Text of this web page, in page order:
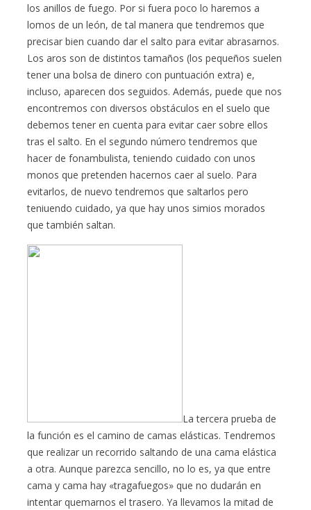
los anillos de fuego. Por si fuera poco lo haremos a
lomos de un león, de tal manera que tendremos que
precisar bien cuando dar el salto para evitar abrasarnos.
Los aros son de distintos tamaños (los pequeños suelen
tener una bolsa de dinero con puntuación extra) e,
incluso, aparecen dos seguidos. Además, puede que nos
encontremos con diversos obstáculos en el suelo que
debemos tener en cuenta para evitar caer sobre ellos
tras el salto. En el segundo número tendremos que
hacer de fonambulista, teniendo cuidado con unos
monos que pretenden hacernos caer al suelo. Para
evitarlos, de nuevo tendremos que saltarlos pero
teniuendo cuidado, ya que hay unos simios morados
que también saltan.
La tercera prueba de
la función es el camino de camas elásticas. Tendremos
que realizar un recorrido saltando de una cama elástica
a otra. Aunque parezca sencillo, no lo es, ya que entre
cama y cama hay «tragafuegos» que no dudarán en
intentar quemarnos el trasero. Ya llevamos la mitad de